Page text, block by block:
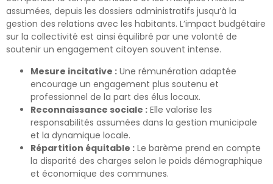
assumées, depuis les dossiers administratifs jusqu’à la
gestion des relations avec les habitants. L’impact budgétaire
sur la collectivité est ainsi équilibré par une volonté de
soutenir un engagement citoyen souvent intense.
Mesure incitative : Une rémunération adaptée
encourage un engagement plus soutenu et
professionnel de la part des élus locaux.
Reconnaissance sociale : Elle valorise les
responsabilités assumées dans la gestion municipale
et la dynamique locale.
Répartition équitable : Le barème prend en compte
la disparité des charges selon le poids démographique
et économique des communes.